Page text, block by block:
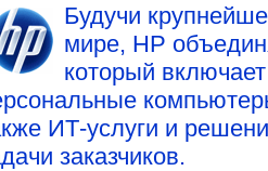
Будучи
мире, НР
который
ИТ-услуги и
заказчиков.